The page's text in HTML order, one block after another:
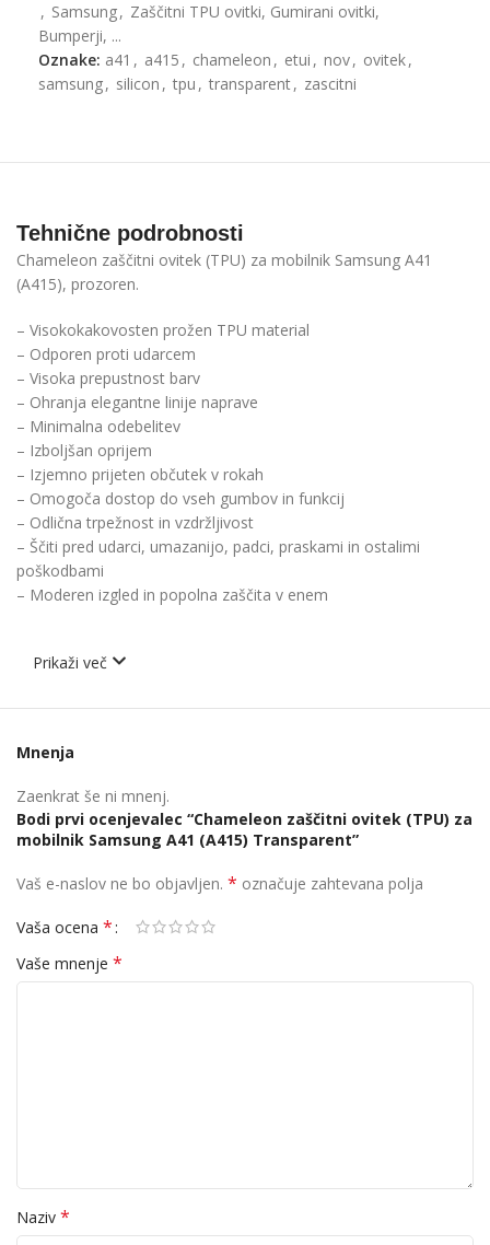
, Samsung, Zaščitni TPU ovitki, Gumirani ovitki,
Bumperji, ...
Oznake: a41 , a415 , chameleon , etui , nov, ovitek,
samsung, silicon , tpu , transparent, zascitni
Tehnične podrobnosti
Chameleon zaščitni ovitek (TPU) za mobilnik Samsung A41
(A415), prozoren.
– Visokokakovosten prožen TPU material
– Odporen proti udarcem
– Visoka prepustnost barv
– Ohranja elegantne linije naprave
– Minimalna odebelitev
– Izboljšan oprijem
– Izjemno prijeten občutek v rokah
– Omogoča dostop do vseh gumbov in funkcij
– Odlična trpežnost in vzdržljivost
– Ščiti pred udarci, umazanijo, padci, praskami in ostalimi
poškodbami
– Moderen izgled in popolna zaščita v enem
Prikaži več
Mnenja
Zaenkrat še ni mnenj.
Bodi prvi ocenjevalec “Chameleon zaščitni ovitek (TPU) za
mobilnik Samsung A41 (A415) Transparent”
Vaš e-naslov ne bo objavljen. * označuje zahtevana polja
Vaša ocena *
Vaše mnenje *
Naziv *